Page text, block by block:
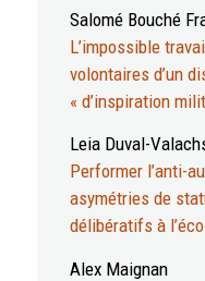
Salomé Bouché
L’impossible
volontaires d’un
« d’inspiration
Leia Duval-
Performer l’anti-
asymétries de
délibératifs à
Alex Maignan